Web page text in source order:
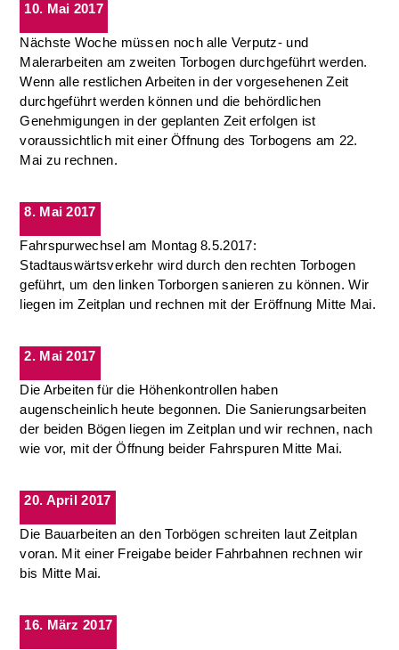
10. Mai 2017
Nächste Woche müssen noch alle Verputz- und
Malerarbeiten am zweiten Torbogen durchgeführt werden.
Wenn alle restlichen Arbeiten in der vorgesehenen Zeit
durchgeführt werden können und die behördlichen
Genehmigungen in der geplanten Zeit erfolgen ist
voraussichtlich mit einer Öffnung des Torbogens am 22.
Mai zu rechnen.
8. Mai 2017
Fahrspurwechsel am Montag 8.5.2017:
Stadtauswärtsverkehr wird durch den rechten Torbogen
geführt, um den linken Torborgen sanieren zu können. Wir
liegen im Zeitplan und rechnen mit der Eröffnung Mitte Mai.
2. Mai 2017
Die Arbeiten für die Höhenkontrollen haben
augenscheinlich heute begonnen. Die Sanierungsarbeiten
der beiden Bögen liegen im Zeitplan und wir rechnen, nach
wie vor, mit der Öffnung beider Fahrspuren Mitte Mai.
20. April 2017
Die Bauarbeiten an den Torbögen schreiten laut Zeitplan
voran. Mit einer Freigabe beider Fahrbahnen rechnen wir
bis Mitte Mai.
16. März 2017